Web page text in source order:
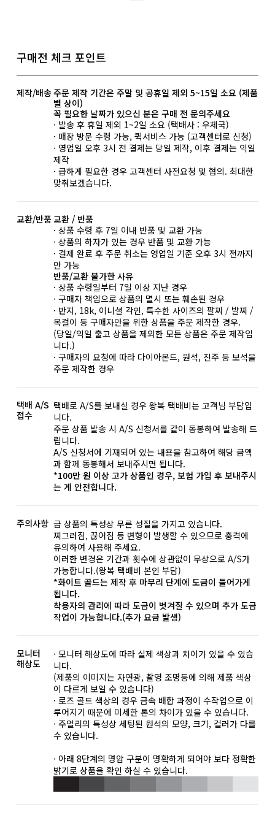
구매전 체크 포인트
제작/배송주문 제작 기간은 주말 및 공휴일 제외 5~15일 소요 (제품
별 상이)
꼭 필요한 날짜가 있으신 분은 구매 전 문의주세요
· 발송 후 휴일 제외 1~2일 소요 (택배사 : 우체국)
· 매장 방문 수령 가능, 퀵서비스 가능 (고객센터로 신청)
· 영업일 오후 3시 전 결제는 당일 제작, 이후 결제는 익일
제작
· 급하게 필요한 경우 고객센터 사전요청 및 협의. 최대한
맞춰보겠습니다.
교환/반품 교환 / 반품
· 상품 수령 후 7일 이내 반품 및 교환 가능
· 상품의 하자가 있는 경우 반품 및 교환 가능
· 결제 완료 후 주문 취소는 영업일 기준 오후 3시 전까지
만 가능
반품/교환 불가한 사유
· 상품 수령일부터 7일 이상 지난 경우
· 구매자 책임으로 상품의 멸시 또는 훼손된 경우
· 반지, 18k, 이니셜 각인, 특수한 사이즈의 팔찌 / 발찌 /
목걸이 등 구매자만을 위한 상품을 주문 제작한 경우.
(당일/익일 출고 상품을 제외한 모든 상품은 주문 제작입
니다.)
· 구매자의 요청에 따라 다이아몬드, 원석, 진주 등 보석을
주문 제작한 경우
택배 A/S
접수
택배로 A/S를 보내실 경우 왕복 택배비는 고객님 부담입
니다.
주문 상품 발송 시 A/S 신청서를 같이 동봉하여 발송해 드
립니다.
A/S 신청서에 기재되어 있는 내용을 참고하여 해당 금액
과 함께 동봉해서 보내주시면 됩니다.
*100만 원 이상 고가 상품인 경우, 보험 가입 후 보내주시
는 게 안전합니다.
주의사항 금 상품의 특성상 무른 성질을 가지고 있습니다.
찌그러짐, 끊어짐 등 변형이 발생할 수 있으므로 충격에
유의하여 사용해 주세요.
이러한 변경은 기간과 횟수에 상관없이 무상으로 A/S가
가능합니다.(왕복 택배비 본인 부담)
*화이트 골드는 제작 후 마무리 단계에 도금이 들어가게
됩니다.
착용자의 관리에 따라 도금이 벗겨질 수 있으며 추가 도금
작업이 가능합니다.(추가 요금 발생)
모니터
해상도
· 모니터 해상도에 따라 실제 색상과 차이가 있을 수 있습
니다.
(제품의 이미지는 자연광, 촬영 조명등에 의해 제품 색상
이 다르게 보일 수 있습니다)
· 로즈 골드 색상의 경우 금속 배합 과정이 수작업으로 이
루어지기 때문에 미세한 톤의 차이가 있을 수 있습니다.
· 주얼리의 특성상 세팅된 원석의 모양, 크기, 컬러가 다를
수 있습니다.
· 아래 8단계의 명암 구분이 명확하게 되어야 보다 정확한
밝기로 상품을 확인 하실 수 있습니다.